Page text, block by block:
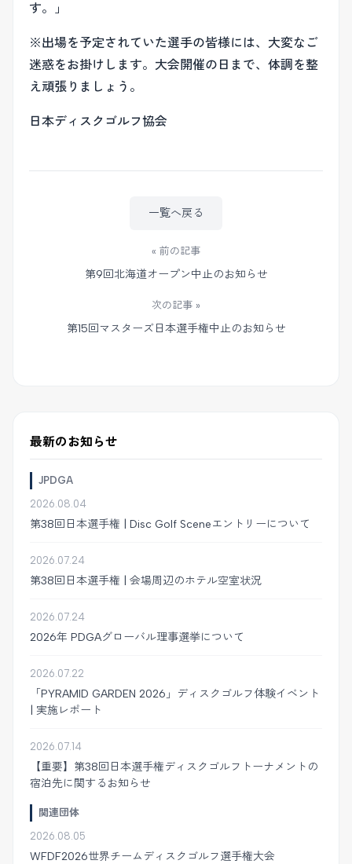
す。」
※出場を予定されていた選手の皆様には、大変なご
迷惑をお掛けします。大会開催の日まで、体調を整
え頑張りましょう。
日本ディスクゴルフ協会
« 前の記事
第9回北海道オープン中止のお知らせ
一覧へ戻る
次の記事 »
第15回マスターズ日本選手権中止のお知らせ
最新のお知らせ
JPDGA
2026.08.04
第38回日本選手権 | Disc Golf Sceneエントリーについて
2026.07.24
第38回日本選手権 | 会場周辺のホテル空室状況
2026.07.24
2026年 PDGAグローバル理事選挙について
2026.07.22
「PYRAMID GARDEN 2026」ディスクゴルフ体験イベント
| 実施レポート
2026.07.14
【重要】第38回日本選手権ディスクゴルフトーナメントの
宿泊先に関するお知らせ
関連団体
2026.08.05
WFDF2026世界チームディスクゴルフ選手権大会